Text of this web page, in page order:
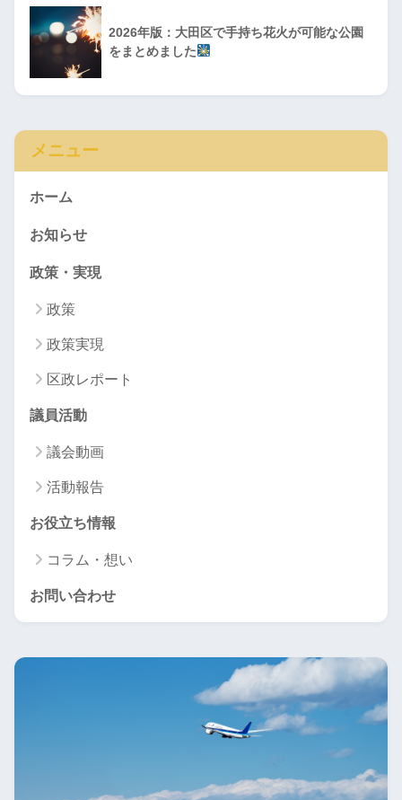
2026年版：大田区で手持ち花火が可能な公園
をまとめました
メニュー
ホーム
お知らせ
政策・実現
政策
政策実現
区政レポート
議員活動
議会動画
活動報告
お役立ち情報
コラム・想い
お問い合わせ